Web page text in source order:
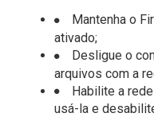
Mantenha o
ativado;
Desligue o
arquivos com a
Habilite a
usá-la e